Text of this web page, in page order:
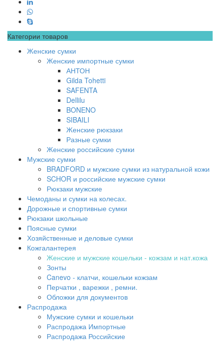
Категории товаров
Женские сумки
Женские импортные сумки
АНТОН
Gilda Tohetti
SAFENTA
Dellilu
BONENO
SIBAILI
Женские рюкзаки
Разные сумки
Женские российские сумки
Мужские сумки
BRADFORD и мужские сумки из натуральной кожи
SCHOR и российские мужские сумки
Рюкзаки мужские
Чемоданы и сумки на колесах.
Дорожные и спортивные сумки
Рюкзаки школьные
Поясные сумки
Хозяйственные и деловые сумки
Кожгалантерея
Женские и мужские кошельки - кожзам и нат.кожа
Зонты
Canevo - клатчи, кошельки кожзам
Перчатки , варежки , ремни.
Обложки для документов
Распродажа
Мужские сумки и кошельки
Распродажа Импортные
Распродажа Российские